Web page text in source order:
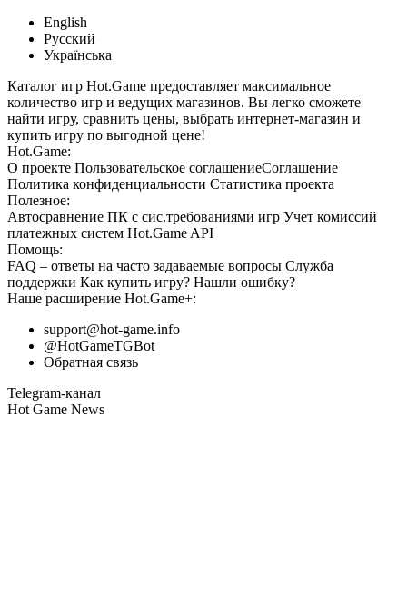
English
Русский
Українська
Каталог игр Hot.Game предоставляет максимальное
количество игр и ведущих магазинов. Вы легко сможете
найти игру, сравнить цены, выбрать интернет-магазин и
купить игру по выгодной цене!
Hot.Game:
О проекте Пользовательское соглашениеСоглашение
Политика конфиденциальности Статистика проекта
Полезное:
Автосравнение ПК с сис.требованиями игр Учет комиссий
платежных систем Hot.Game API
Помощь:
FAQ – ответы на часто задаваемые вопросы Служба
поддержки Как купить игру? Нашли ошибку?
Наше расширение Hot.Game+:
support@hot-game.info
@HotGameTGBot
Обратная связь
Telegram-канал
Hot Game News